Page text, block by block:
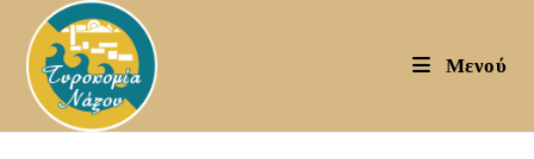
content
Μενού